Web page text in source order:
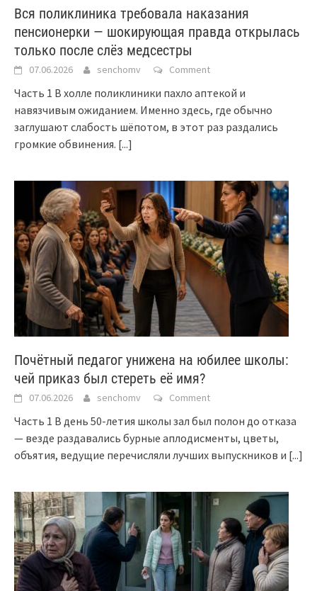
Вся поликлиника требовала наказания
пенсионерки — шокирующая правда открылась
только после слёз медсестры
07.06.2026 senchomv Comment
Часть 1 В холле поликлиники пахло аптекой и
навязчивым ожиданием. Именно здесь, где обычно
заглушают слабость шёпотом, в этот раз раздались
громкие обвинения. [...]
Почётный педагог унижена на юбилее школы:
чей приказ был стереть её имя?
07.06.2026 senchomv Comment
Часть 1 В день 50-летия школы зал был полон до отказа
— везде раздавались бурные аплодисменты, цветы,
объятия, ведущие перечисляли лучших выпускников и [...]